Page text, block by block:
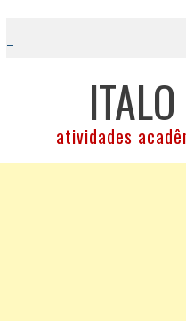
content
atividades